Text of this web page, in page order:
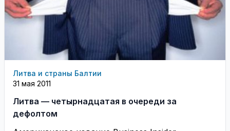
Литва и страны Балтии
31 мая 2011
Литва — четырнадцатая в очереди за
дефолтом